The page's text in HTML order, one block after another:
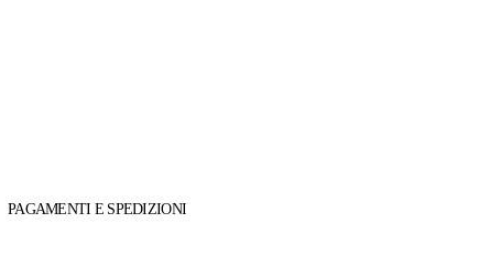
PAGAMENTI E SPEDIZIONI